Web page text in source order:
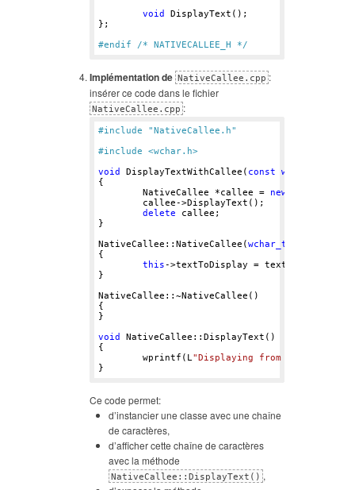
void
DisplayText();
};
#endif /* NATIVECALLEE_H */
Implémentation de NativeCallee.cpp :
insérer ce code dans le fichier
NativeCallee.cpp :
#include "NativeCallee.h"
#include <wchar.h>
void
DisplayTextWithCallee( const wchar_t
{
	NativeCallee *callee =
new
delete callee;
}
NativeCallee::NativeCallee(wchar_t
{
this->textToDisplay = textToDisplay;
}
NativeCallee::~NativeCallee()
{
}
void
NativeCallee::DisplayText()
{
	wprintf(L
"Displaying from unmanaged
Ce code permet:
d’instancier une classe avec une chaîne
de caractères,
d’afficher cette chaîne de caractères
avec la méthode
NativeCallee::DisplayText() ,